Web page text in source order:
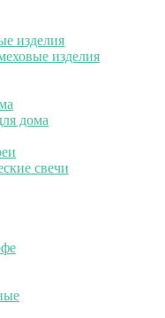
изделия
изделия
дома
свечи